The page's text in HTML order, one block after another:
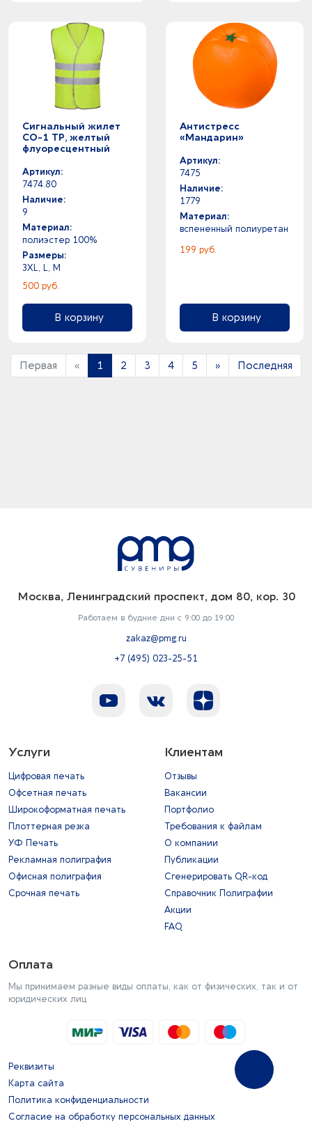
Сигнальный жилет
СО-1 ТР, желтый
флуоресцентный
Артикул:
7474.80
Наличие:
9
Материал:
полиэстер 100%
Размеры:
3XL, L, M
500 руб.
В корзину
Антистресс
«Мандарин»
Артикул:
7475
Наличие:
1779
Материал:
вспененный полиуретан
199 руб.
В корзину
Первая « 1 2 3 4 5 » Последняя
Москва, Ленинградский проспект, дом 80, кор. 30
Работаем в будние дни с 9:00 до 19:00
zakaz@pmg.ru
+7 (495) 023-25-51
Услуги
Цифровая печать
Офсетная печать
Широкоформатная печать
Плоттерная резка
УФ Печать
Рекламная полиграфия
Офисная полиграфия
Срочная печать
Клиентам
Отзывы
Вакансии
Портфолио
Требования к файлам
О компании
Публикации
Сгенерировать QR-код
Справочник Полиграфии
Акции
FAQ
Оплата
Мы принимаем разные виды оплаты, как от физических, так и от
юридических лиц
Реквизиты
Карта сайта
Политика конфиденциальности
Согласие на обработку персональных данных